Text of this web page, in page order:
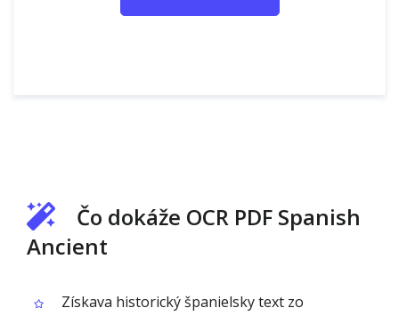
Čo dokáže OCR PDF Spanish
Ancient
Získava historický španielsky text zo